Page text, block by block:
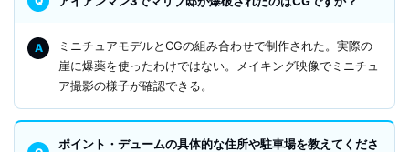
ミニチュアモデルとCGの組み合わせで制作された。実際の
崖に爆薬を使ったわけではない。メイキング映像でミニチュ
ア撮影の様子が確認できる。
ポイント・デュームの具体的な住所や駐車場を教えてくださ